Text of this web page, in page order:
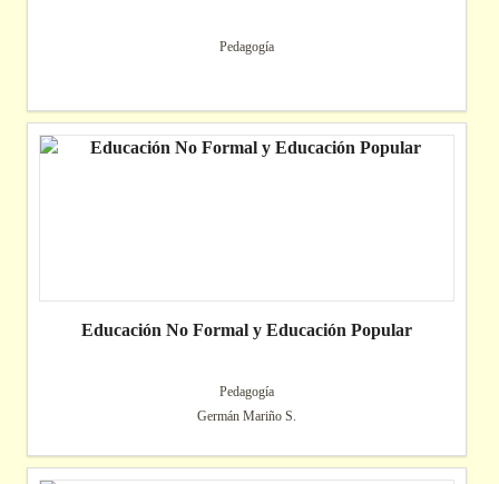
Pedagogía
Educación No Formal y Educación Popular
Pedagogía
Germán Mariño S.